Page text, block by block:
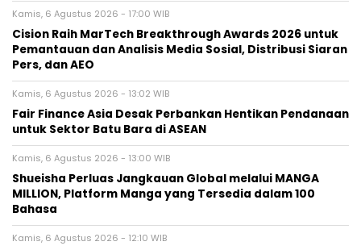
Kamis, 6 Agustus 2026 - 17:00 WIB
Cision Raih MarTech Breakthrough Awards 2026 untuk
Pemantauan dan Analisis Media Sosial, Distribusi Siaran
Pers, dan AEO
Kamis, 6 Agustus 2026 - 13:02 WIB
Fair Finance Asia Desak Perbankan Hentikan Pendanaan
untuk Sektor Batu Bara di ASEAN
Kamis, 6 Agustus 2026 - 13:00 WIB
Shueisha Perluas Jangkauan Global melalui MANGA
MILLION, Platform Manga yang Tersedia dalam 100
Bahasa
Kamis, 6 Agustus 2026 - 12:10 WIB